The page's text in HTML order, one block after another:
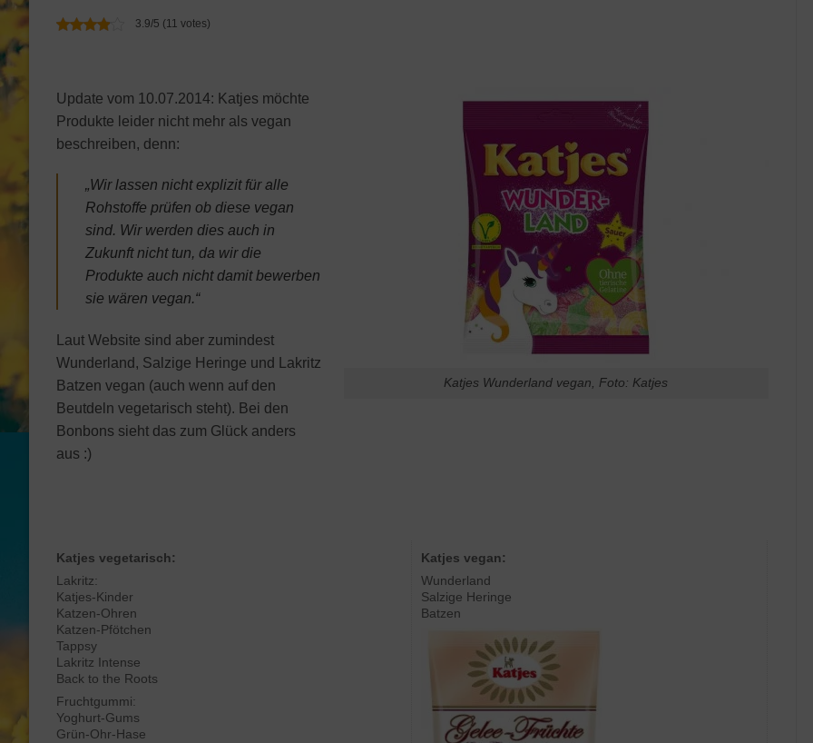
3.9/5 (11 votes)
Katjes Wunderland vegan, Foto: Katjes
Update vom 10.07.2014: Katjes möchte
Produkte leider nicht mehr als vegan
beschreiben, denn:
„Wir lassen nicht explizit für alle
Rohstoffe prüfen ob diese vegan
sind. Wir werden dies auch in
Zukunft nicht tun, da wir die
Produkte auch nicht damit bewerben
sie wären vegan.“
Laut Website sind aber zumindest
Wunderland, Salzige Heringe und Lakritz
Batzen vegan (auch wenn auf den
Beutdeln vegetarisch steht). Bei den
Bonbons sieht das zum Glück anders
aus :)
Katjes vegetarisch:
Lakritz:
Katjes-Kinder
Katzen-Ohren
Katzen-Pfötchen
Tappsy
Lakritz Intense
Back to the Roots
Fruchtgummi:
Yoghurt-Gums
Grün-Ohr-Hase
Katjes vegan:
Wunderland
Salzige Heringe
Batzen